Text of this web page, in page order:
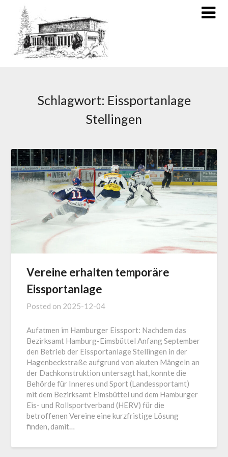
Schlagwort: Eissportanlage
Stellingen
Vereine erhalten temporäre
Eissportanlage
Posted on 2025-12-04
Aufatmen im Hamburger Eissport: Nachdem das
Bezirksamt Hamburg-Eimsbüttel Anfang September
den Betrieb der Eissportanlage Stellingen in der
Hagenbeckstraße aufgrund von akuten Mängeln an
der Dachkonstruktion untersagt hat, konnte die
Behörde für Inneres und Sport (Landessportamt)
mit dem Bezirksamt Eimsbüttel und dem Hamburger
Eis- und Rollsportverband (HERV) für die
betroffenen Vereine eine kurzfristige Lösung
finden, damit…